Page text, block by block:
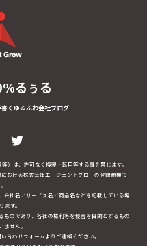
るぅる
くゆるふわ会社ブログ
）は、許可なく複製・転用等する事を禁じます。
における株式会社エージェントグローの登録商標で
社名／サービス名／商品名などを記載している場
ます。
ものであり、各社の権利等を侵害を目的とするもの
ません。
合わせフォームよりご連絡ください。